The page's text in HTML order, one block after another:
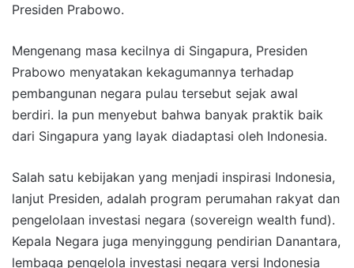
Presiden Prabowo.
Mengenang masa kecilnya di Singapura, Presiden
Prabowo menyatakan kekagumannya terhadap
pembangunan negara pulau tersebut sejak awal
berdiri. Ia pun menyebut bahwa banyak praktik baik
dari Singapura yang layak diadaptasi oleh Indonesia.
Salah satu kebijakan yang menjadi inspirasi Indonesia,
lanjut Presiden, adalah program perumahan rakyat dan
pengelolaan investasi negara (sovereign wealth fund).
Kepala Negara juga menyinggung pendirian Danantara,
lembaga pengelola investasi negara versi Indonesia